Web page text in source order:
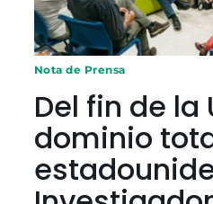
Nota de Prensa
Del fin de la
dominio